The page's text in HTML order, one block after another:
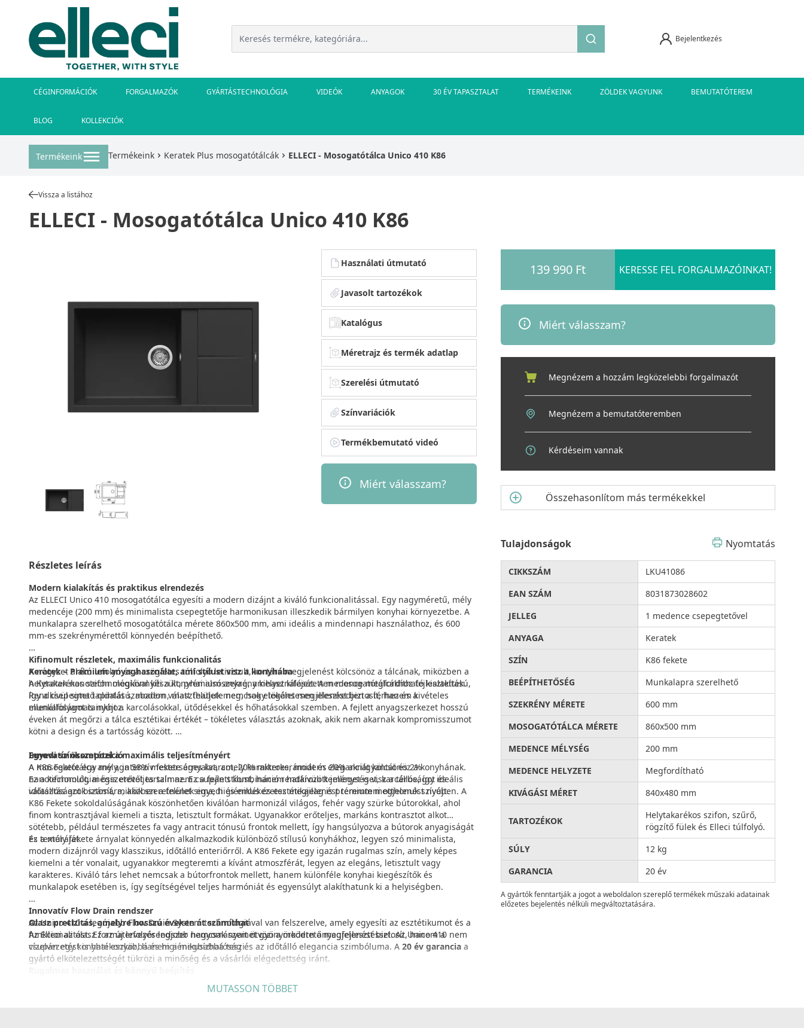
Bejelentkezés
CÉGINFORMÁCIÓK FORGALMAZÓK GYÁRTÁSTECHNOLÓGIA VIDEÓK ANYAGOK 30 ÉV TAPASZTALAT TERMÉKEINK ZÖLDEK VAGYUNK BEMUTATÓTEREM
BLOG KOLLEKCIÓK
Termékeink Termékeink Keratek Plus mosogatótálcák ELLECI - Mosogatótálca Unico 410 K86
Vissza a listához
ELLECI - Mosogatótálca Unico 410 K86
Használati útmutató
Javasolt tartozékok
Katalógus
Méretrajz és termék adatlap
Szerelési útmutató
Színvariációk
Termékbemutató videó
Miért válasszam?
Részletes leírás
Modern kialakítás és praktikus elrendezés
Az ELLECI Unico 410 mosogatótálca egyesíti a modern dizájnt a kiváló funkcionalitással. Egy nagyméretű, mély
medencéje (200 mm) és minimalista csepegtetője harmonikusan illeszkedik bármilyen konyhai környezetbe. A
munkalapra szerelhető mosogatótálca mérete 860x500 mm, ami ideális a mindennapi használathoz, és 600
mm-es szekrénymérettől könnyedén beépíthető.
Kifinomult részletek, maximális funkcionalitás
A négyzet alakú lefolyó és a szögletes túlfolyó letisztult, kortárs megjelenést kölcsönöz a tálcának, miközben a
helytakarékos szifon megkönnyíti a konyhai alsószekrény kihasználását. A medence megfordítható kialakítású,
így a csepegtető oldalát szabadon választhatjuk meg, hogy tökéletesen illeszkedjen a térhez és a
munkafolyamatainkhoz.
Keratek – Prémium anyaghasználat, ami stílust visz a konyhába
A Keratek nanotechnológiával készült, prémium anyag, amelyet kifejezetten mosogatótálcákhoz fejlesztettek.
Rendkívül sima tapintású, modern, matt felülete nemcsak elegáns megjelenést biztosít, hanem kivételes
ellenállóságot is nyújt a karcolásokkal, ütődésekkel és hőhatásokkal szemben. A fejlett anyagszerkezet hosszú
éveken át megőrzi a tálca esztétikai értékét – tökéletes választás azoknak, akik nem akarnak kompromisszumot
kötni a design és a tartósság között.
Innovatív összetétel a maximális teljesítményért
A mosogatótálca any aga 58% mesterséges kvarcot, 20% mikrokerámiát és 20% akrilgyantát és 2%
nanotechnológiai összetevőt tartalmaz. Ez a fejlett kombináció rendkívüli keménységet, karcállóságot és
időtállóságot biztosít, miközben a felület sima, higiénikus és esztétikailag is prémium megjelenést nyújt.
Egyedi színkompozíció
A K86 Fekete egy mély, intenzív fekete árnyalat, amely karakteres, modern eleganciát kölcsönöz a konyhának.
Ez a kifinomult, mégis erőteljes szín nem csupán stílust, hanem határozott jelleget is visz a térbe, így ideális
választás azok számára, akik szeretnének egyedi és emlékezetes megjelenést teremteni otthonuk szívében. A
K86 Fekete sokoldalúságának köszönhetően kiválóan harmonizál világos, fehér vagy szürke bútorokkal, ahol
finom kontrasztjával kiemeli a tiszta, letisztult formákat. Ugyanakkor erőteljes, markáns kontrasztot alkot
sötétebb, például természetes fa vagy antracit tónusú frontok mellett, így hangsúlyozva a bútorok anyagiságát
és textúráját.
Ez a mély fekete árnyalat könnyedén alkalmazkodik különböző stílusú konyhákhoz, legyen szó minimalista,
modern dizájnról vagy klasszikus, időtálló enteriőrről. A K86 Fekete egy igazán rugalmas szín, amely képes
kiemelni a tér vonalait, ugyanakkor megteremti a kívánt atmoszférát, legyen az elegáns, letisztult vagy
karakteres. Kiváló társ lehet nemcsak a bútorfrontok mellett, hanem különféle konyhai kiegészítők és
munkalapok esetében is, így segítségével teljes harmóniát és egyensúlyt alakíthatunk ki a helyiségben.
Innovatív Flow Drain rendszer
Az Unico 410 a legújabb Flow Drain System technológiával van felszerelve, amely egyesíti az esztétikumot és a
funkcionalitást. Ez az új lefolyórendszer nemcsak szemet gyönyörködtető megjelenést biztosít, hanem a
vízelvezetést is hatékonyabbá és higiénikusabbá teszi.
Rugalmas használat és könnyű beépítés
A munkalapra szerelhető kivitel, valamint az oldalra helyezett csaptelep-felület lehetővé teszi a különféle
konyhai konfigurációkhoz való egyszerű illesztést. A rögzítőfülek segítségével a beépítés gyors és stabil, míg a
Olasz precizitás, amelyre hosszú éveken át számíthat
Az Elleci az olasz formatervezés legjobb hagyományait ötvözi a modern anyagfejlesztéssel. Az Unico 410 nem
csupán egy konyhai eszköz, hanem a megbízhatóság és az időtálló elegancia szimbóluma. A 20 év garancia a
gyártó elkötelezettségét tükrözi a minőség és a vásárlói elégedettség iránt.
MUTASSON TÖBBET
139 990 Ft KERESSE FEL FORGALMAZÓINKAT!
Miért válasszam?
Megnézem a hozzám legközelebbi forgalmazót
Megnézem a bemutatóteremben
Kérdéseim vannak
Összehasonlítom más termékekkel
Tulajdonságok Nyomtatás
CIKKSZÁM
LKU41086
EAN SZÁM
8031873028602
JELLEG
1 medence csepegtetővel
ANYAGA
Keratek
SZÍN
K86 fekete
BEÉPÍTHETŐSÉG
Munkalapra szerelhető
SZEKRÉNY MÉRETE
600 mm
MOSOGATÓTÁLCA MÉRETE
860x500 mm
MEDENCE MÉLYSÉG
200 mm
MEDENCE HELYZETE
Megfordítható
KIVÁGÁSI MÉRET
840x480 mm
TARTOZÉKOK
Helytakarékos szifon, szűrő,
rögzítő fülek és Elleci túlfolyó.
SÚLY
12 kg
GARANCIA
20 év
A gyártók fenntartják a jogot a weboldalon szereplő termékek műszaki adatainak
előzetes bejelentés nélküli megváltoztatására.